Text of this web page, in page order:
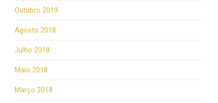
Outubro 2019
Agosto 2018
Julho 2018
Maio 2018
Março 2018